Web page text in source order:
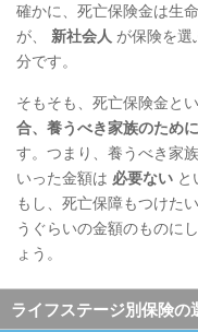
確かに、死亡保険金は生
が、 新社会人 が保険を選
分です。
そもそも、死亡保険金と
合、養うべき家族のため
す。つまり、養うべき家
いった金額は 必要ない と
もし、死亡保障もつけた
うぐらいの金額のものに
ょう。
ライフステージ別保険の